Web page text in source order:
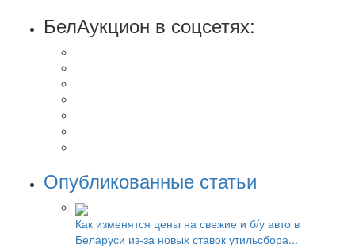
БелАукцион в соцсетях:
Опубликованные статьи
Как изменятся цены на свежие и б/у авто в
Беларуси из-за новых ставок утильсбора...